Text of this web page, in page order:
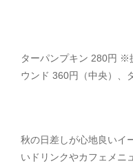
ターパンプキン 280円 ※
ウンド 360円（中央）、
秋の日差しが心地良いイ
いドリンクやカフェメニ